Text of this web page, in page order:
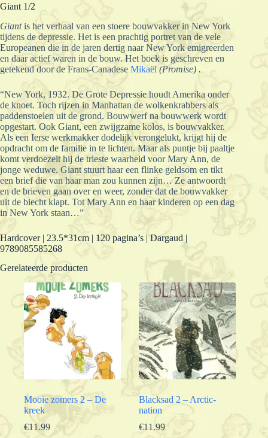
Giant 1/2
Giantis het verhaal van een stoere bouwvakker in New York
tijdens de depressie. Het is een prachtig portret van de vele
Europeanen die in de jaren dertig naar New York emigreerden
en daar actief waren in de bouw. Het boek is geschreven en
getekend door de Frans-Canadese Mikaël (Promise) .
“New York, 1932. De Grote Depressie houdt Amerika onder
de knoet. Toch rijzen in Manhattan de wolkenkrabbers als
paddenstoelen uit de grond. Bouwwerf na bouwwerk wordt
opgestart. Ook Giant, een zwijgzame kolos, is bouwvakker.
Als een Ierse werkmakker dodelijk verongelukt, krijgt hij de
opdracht om de familie in te lichten. Maar als puntje bij paaltje
komt verdoezelt hij de trieste waarheid voor Mary Ann, de
jonge weduwe. Giant stuurt haar een flinke geldsom en tikt
een brief die van haar man zou kunnen zijn… Ze antwoordt
en de brieven gaan over en weer, zonder dat de bouwvakker
uit de biecht klapt. Tot Mary Ann en haar kinderen op een dag
in New York staan…”
Hardcover | 23.5*31cm | 120 pagina’s | Dargaud |
9789085585268
Gerelateerde producten
Mooie zomers 2 – De
kreek
€11.99
Blacksad 2 – Arctic-
nation
€11.99